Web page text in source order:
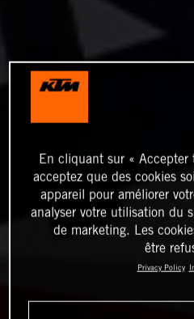
En cliquant sur « Accepter
acceptez que des cookies
appareil pour améliorer
analyser votre utilisation du
de marketing. Les
être
Privacy Policy